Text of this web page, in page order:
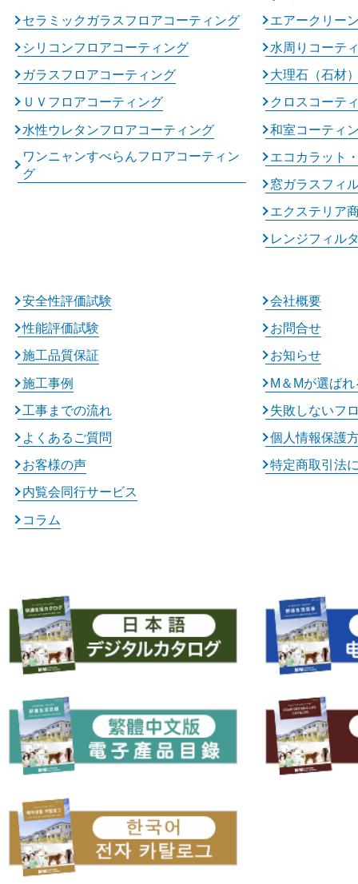
セラミックガラスフロアコーティング
シリコンフロアコーティング
ガラスフロアコーティング
ＵＶフロアコーティング
水性ウレタンフロアコーティング
ワンニャンすべらんフロアコーティン
グ
エアークリー
水周りコーテ
大理石（石材
クロスコーテ
和室コーティ
エコカラット
窓ガラスフィ
エクステリア
レンジフィル
安全性評価試験
性能評価試験
施工品質保証
施工事例
工事までの流れ
よくあるご質問
お客様の声
内覧会同行サービス
コラム
会社概要
お問合せ
お知らせ
M＆Mが選ば
失敗しないフ
個人情報保護
特定商取引法